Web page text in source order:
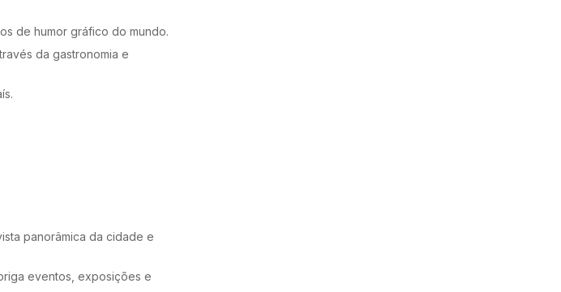
de humor gráfico do mundo.
da gastronomia e
panorâmica da cidade e
eventos, exposições e